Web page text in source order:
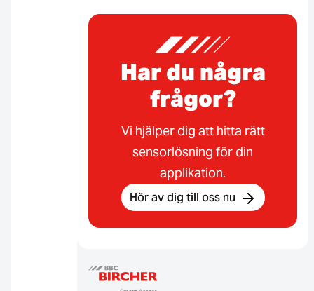
Har du några
frågor?
Vi hjälper dig att hitta rätt
sensorlösning för din
applikation.
Hör av dig till oss nu